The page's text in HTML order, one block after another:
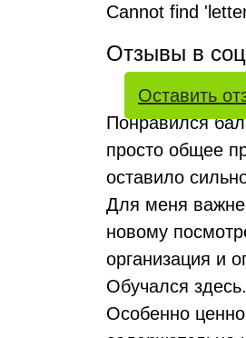
Cannot find
Отзывы в соц
Оставить
Понравился
просто общее
оставило
Для меня
новому
организация и
Обучался
Особенно